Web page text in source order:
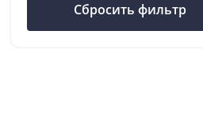
Сбросить фильтр